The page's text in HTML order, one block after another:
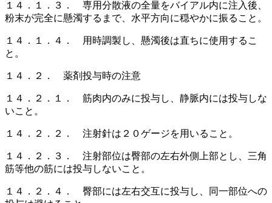
１４．１．３． 専用分散液の全量をバイアル内に注入後、
粉末が完全に懸濁するまで、水平方向に穏やかに振ること。
１４．１．４． 用時調製し、懸濁後は直ちに使用するこ
と。
１４．２． 薬剤投与時の注意
１４．２．１． 筋肉内のみに投与し、静脈内には投与しな
いこと。
１４．２．２． 注射針は２０ゲージを用いること。
１４．２．３． 注射部位は臀部の左右外側上部とし、三角
筋等他の筋には投与しないこと。
１４．２．４． 臀部には左右交互に投与し、同一部位への